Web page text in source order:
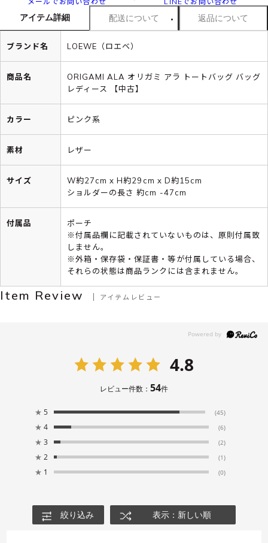
アイテム詳細 配送について 返品について
ブランド名 LOEWE（ロエベ）
商品名
ORIGAMI ALA オリガミ アラ トートバッグ バッグ
レディース 【中古】
カラー ピンク系
素材 レザー
サイズ
W約27cm x H約29cm x D約15cm
ショルダーの長さ 約cm -47cm
付属品
ポーチ
※付属品欄に記載されていないものは、原則付属致
しません。
※外箱・保存袋・保証書・等が付属している場合、
それらの状態は商品ランクには含まれません。
Item Review アイテムレビュー
4.8
レビュー件数： 54件
★ 5 (45)
★ 4 (6)
★ 3 (2)
★ 2 (1)
★ 1 (0)
絞り込み 表示：新しい順